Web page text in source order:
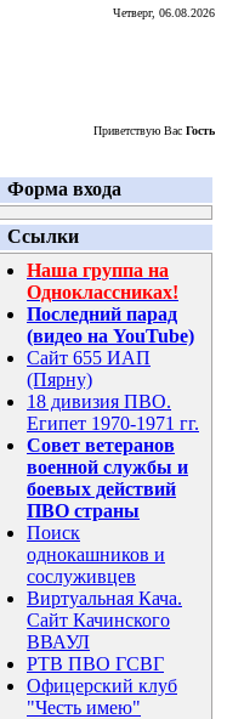
Четверг, 06.08.2026
Приветствую Вас Гость
Форма входа
Ссылки
Наша группа на
Одноклассниках!
Последний парад
(видео на YouTube)
Сайт 655 ИАП
(Пярну)
18 дивизия ПВО.
Египет 1970-1971 гг.
Совет ветеранов
военной службы и
боевых действий
ПВО страны
Поиск
однокашников и
сослуживцев
Виртуальная Кача.
Сайт Качинского
ВВАУЛ
РТВ ПВО ГСВГ
Офицерский клуб
"Честь имею"